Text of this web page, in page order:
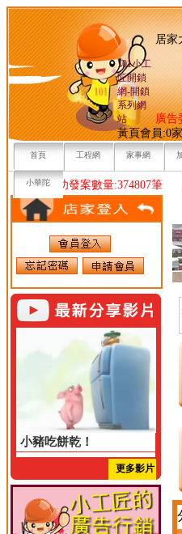
101小工
匠開鎖
網-開鎖
系列網
站
居
廣告
黃頁會員:0
首頁 工程網 家事網
小華陀
目前已成功發案數量:374807筆
小豬吃餅乾！
更多影片